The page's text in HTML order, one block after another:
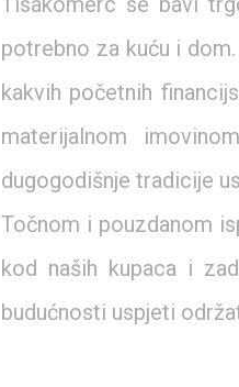
potrebno za kuću i
kakvih početnih
materijalnom
dugogodišnje tradicije
Točnom i pouzdanom
kod naših kupaca i
budućnosti uspjeti